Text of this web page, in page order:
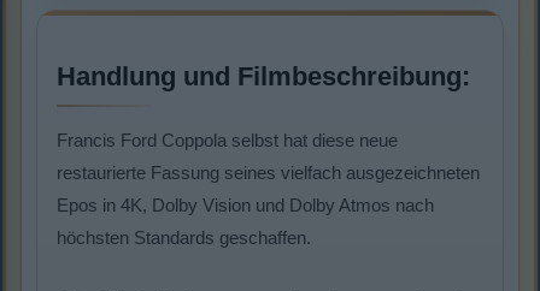
Handlung und Filmbeschreibung:
Francis Ford Coppola selbst hat diese neue
restaurierte Fassung seines vielfach ausgezeichneten
Epos in 4K, Dolby Vision und Dolby Atmos nach
höchsten Standards geschaffen.